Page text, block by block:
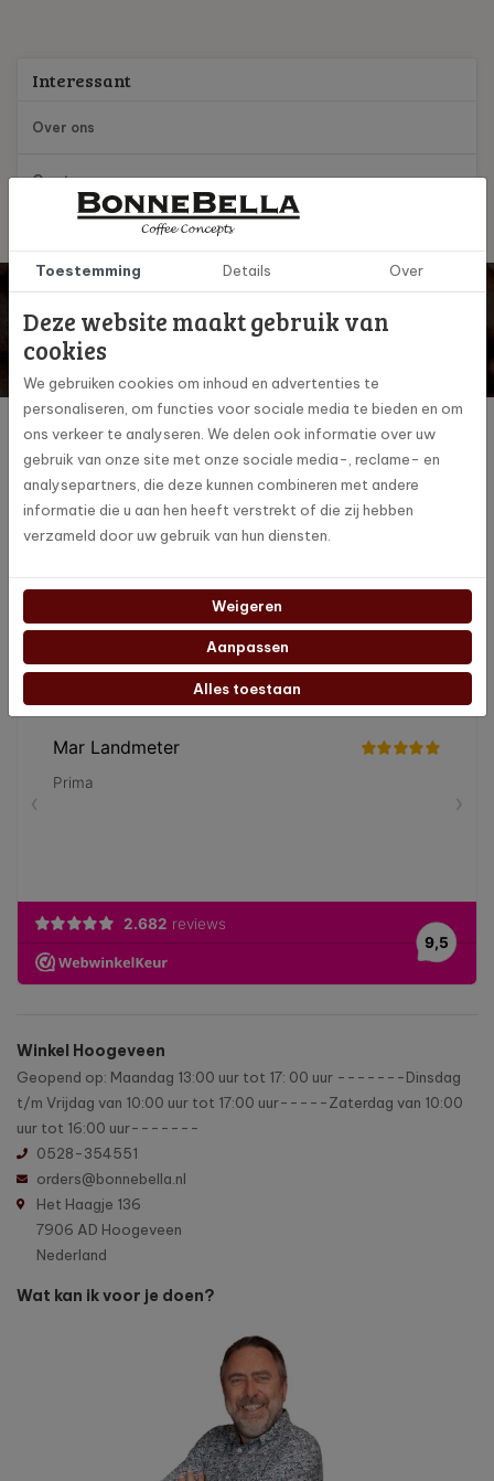
Interessant
Over ons
Ons team
Wil je op de hoogte blijven? Schrijf je dan in voor onze
Inschrijven
Producten
Klantenservice
Blijf op de hoogte
Winkel Hoogeveen
Geopend op: Maandag 13:00 uur tot 17: 00 uur -------Dinsdag
t/m Vrijdag van 10:00 uur tot 17:00 uur-----Zaterdag van 10:00
uur tot 16:00 uur-------
0528-354551
orders@bonnebella.nl
Het Haagje 136
7906 AD Hoogeveen
Nederland
Wat kan ik voor je doen?
Toestemming Details Over
Deze website maakt gebruik van
cookies
We gebruiken cookies om inhoud en advertenties te
personaliseren, om functies voor sociale media te bieden en om
ons verkeer te analyseren. We delen ook informatie over uw
gebruik van onze site met onze sociale media-, reclame- en
analysepartners, die deze kunnen combineren met andere
informatie die u aan hen heeft verstrekt of die zij hebben
verzameld door uw gebruik van hun diensten.
Weigeren
Aanpassen
Alles toestaan